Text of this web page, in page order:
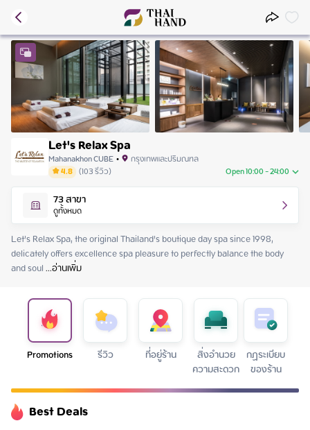
Let's Relax Spa
Mahanakhon CUBE• กรุงเทพและปริมณฑล
4.8 (103รีวิว) Open 10:00 - 24:00
Friday 10:00 - 24:00
Saturday 10:00 - 24:00
Sunday 10:00 - 24:00
Monday 10:00 - 24:00
Tuesday 10:00 - 24:00
Wednesday
73สาขา
ดูทั้งหมด
Let’s Relax Spa, the original Thailand’s boutique day spa since 1998,
delicately offers excellence spa pleasure to perfectly balance the body
and soul ...อ่านเพิ่ม
Promotions รีวิว ที่อยู่ร้าน สิ่งอำนวย
ความสะดวก
กฏระเบียบ
ของร้าน
Best Deals